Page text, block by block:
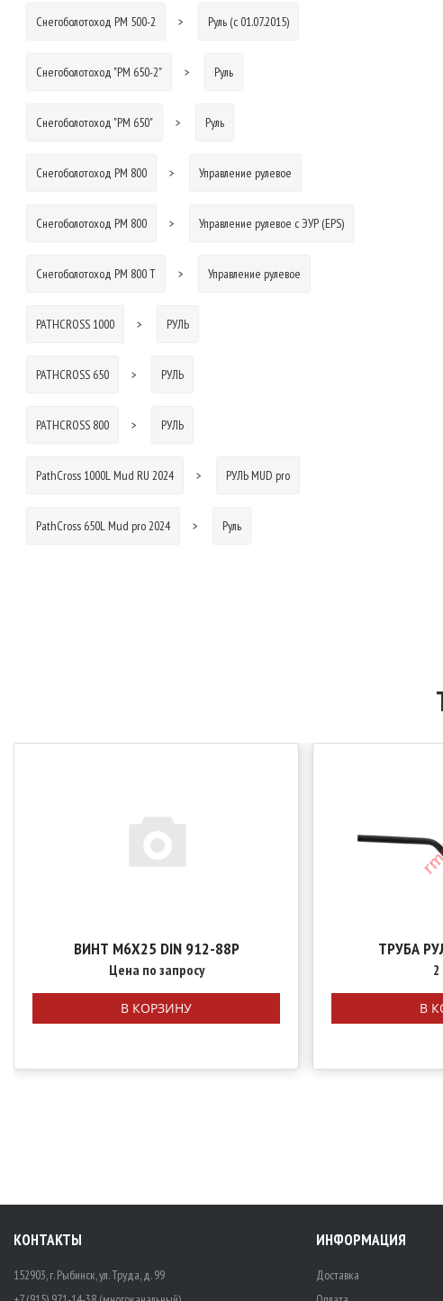
Снегоболотоход РМ 500-2 Руль (с 01.07.2015)
Снегоболотоход "РМ 650-2" Руль
Снегоболотоход "РМ 650" Руль
Снегоболотоход РМ 800 Управление рулевое
Снегоболотоход РМ 800 Управление рулевое с ЭУР (EPS)
Снегоболотоход РМ 800 Т Управление рулевое
PATHCROSS 1000 РУЛЬ
PATHCROSS 650 РУЛЬ
PATHCROSS 800 РУЛЬ
PathCross 1000L Mud RU 2024 РУЛЬ MUD pro
PathCross 650L Mud pro 2024 Руль
ВИНТ М6Х25 DIN 912-88P
Цена по запросу
В КОРЗИНУ
ТРУБА
В
КОНТАКТЫ
152903, г. Рыбинск, ул. Труда, д. 99
ИНФОРМАЦИЯ
Доставка